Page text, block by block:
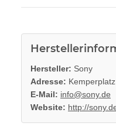
Hersteller: Sony
Adresse:
E-Mail: info@sony.de
Website: http://